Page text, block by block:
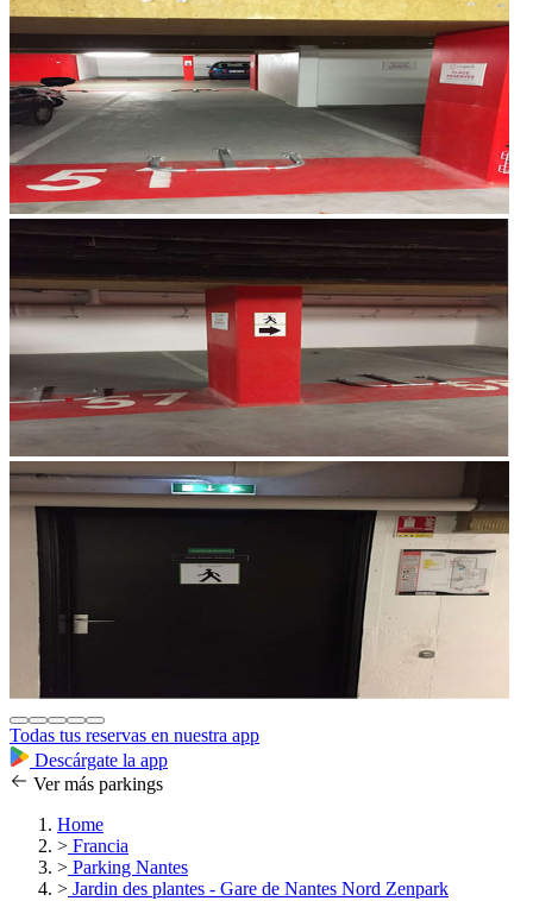
Todas tus reservas en nuestra app
Descárgate la app
Ver más parkings
Home
> Francia
> Parking Nantes
> Jardin des plantes - Gare de Nantes Nord Zenpark